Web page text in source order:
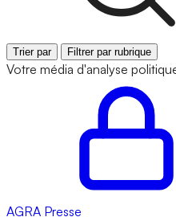
Trier par Filtrer par rubrique
Votre média d'analyse
AGRA Presse